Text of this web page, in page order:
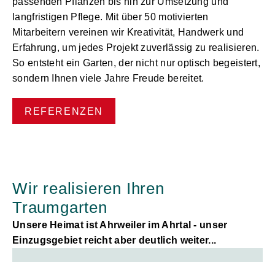
langfristigen Pflege. Mit über 50 motivierten
Mitarbeitern vereinen wir Kreativität, Handwerk und
Erfahrung, um jedes Projekt zuverlässig zu realisieren.
So entsteht ein Garten, der nicht nur optisch begeistert,
sondern Ihnen viele Jahre Freude bereitet.
REFERENZEN
Wir realisieren Ihren
Traumgarten
Unsere Heimat ist Ahrweiler im Ahrtal - unser
Einzugsgebiet reicht aber deutlich weiter...